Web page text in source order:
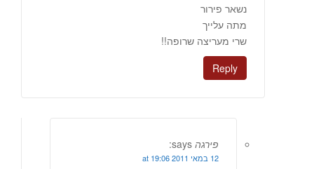
נשאר פירור
מתה עלייך
שרי מעריצה שרופה!!
Reply
פירגה says:
12 במאי 2011 at 19:06